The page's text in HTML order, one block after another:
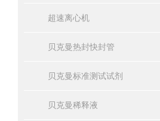
超速离心机
贝克曼热封快封管
贝克曼标准测试试剂
贝克曼稀释液